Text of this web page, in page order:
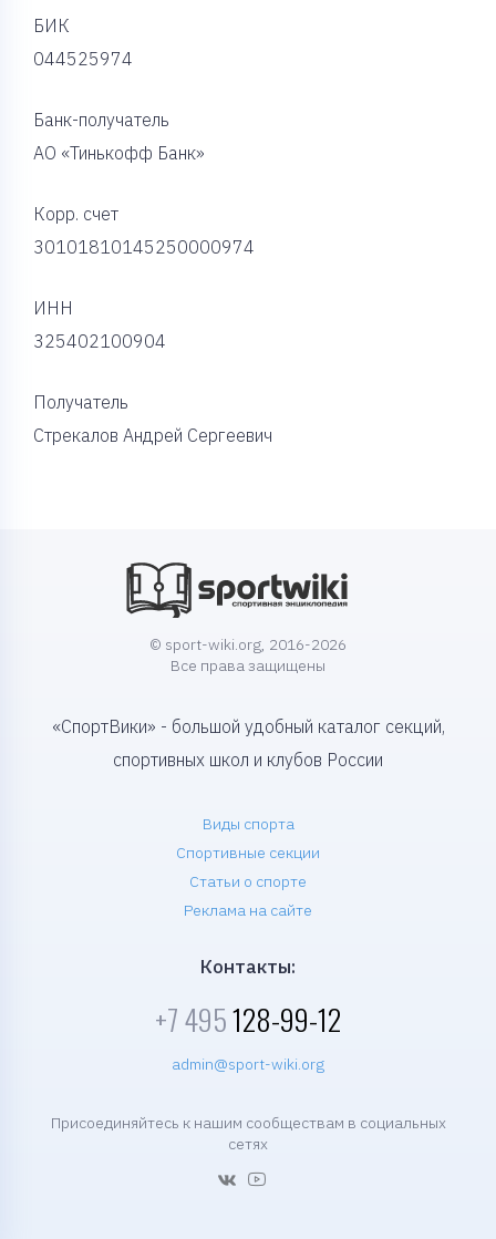
БИК
044525974
Банк-получатель
АО «Тинькофф Банк»
Корр. счет
30101810145250000974
ИНН
325402100904
Получатель
Стрекалов Андрей Сергеевич
© sport-wiki.org, 2016-2026
Все права защищены
«СпортВики» - большой удобный каталог секций,
спортивных школ и клубов России
Виды спорта
Спортивные секции
Статьи о спорте
Реклама на сайте
Контакты:
+7 495128-99-12
admin@sport-wiki.org
Присоединяйтесь к нашим сообществам в социальных
сетях